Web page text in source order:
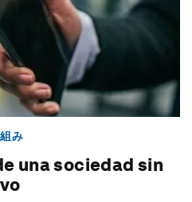
み
una sociedad sin